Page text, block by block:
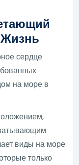
сердце
на море в
виды на море
только